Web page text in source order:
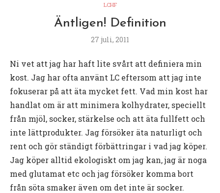
LCHF
Äntligen! Definition
27 juli, 2011
Ni vet att jag har haft lite svårt att definiera min
kost. Jag har ofta använt LC eftersom att jag inte
fokuserar på att äta mycket fett. Vad min kost har
handlat om är att minimera kolhydrater, speciellt
från mjöl, socker, stärkelse och att äta fullfett och
inte lättprodukter. Jag försöker äta naturligt och
rent och gör ständigt förbättringar i vad jag köper.
Jag köper alltid ekologiskt om jag kan, jag är noga
med glutamat etc och jag försöker komma bort
från söta smaker även om det inte är socker.